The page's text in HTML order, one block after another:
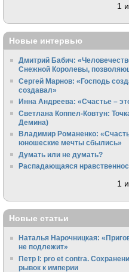
1
Новые интервью
Дмитрий Бабич:
Снежной Королевы,
Сергей Марнов: «Господь
создавал»
Инна Андреева: «Счастье –
Светлана Коппел-Ковтун:
Демина)
Владимир Романенко:
юношеские мечты сбылись»
Думать или не думать?
Распадающаяся
1
Новые статьи
Наталья Нарочницкая:
не подлежит»
Петр I: pro et contra.
рывок к империи